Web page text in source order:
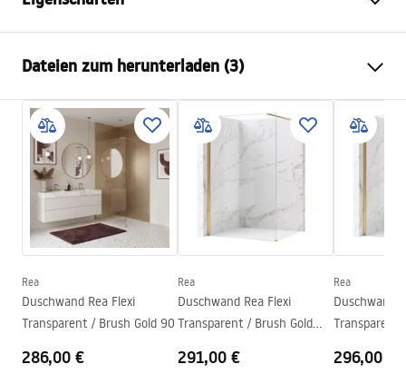
Montageart
Unterputz
Farbe
Chrom
Auslaufart
Feststehend
Material
Messing, ABS
Auslauf Reichweite
Höhe
mm
Beschichtungstechnologie
Anschuss Durchmesser
Garantie
5 jahre
Dateien zum herunterladen (3)
Instrukcja montażu
Faucet.pdf
manual podt.pdf
Garantiebedingungen
Rea
Duschwand Rea Flexi
Transparent / Brush Gold 90
286,00 €
Rea
Duschwand Rea Flexi
Transparent / Brush Gold
291,00 €
Rea
Duschwand
Transparent
296,00 €